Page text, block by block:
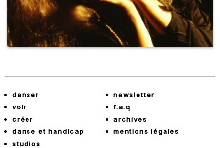
danser
voir
créer
danse et handicap
studios
newsletter
f.a.q
archives
mentions légales